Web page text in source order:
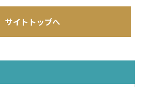
サイトトップへ